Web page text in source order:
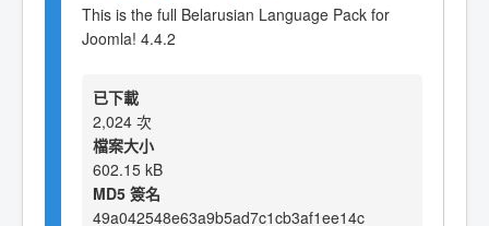
This is the full Belarusian Language Pack for
Joomla! 4.4.2
已下載
2,024 次
檔案大小
602.15 kB
MD5 簽名
49a042548e63a9b5ad7c1cb3af1ee14c